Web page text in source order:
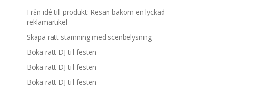
Från idé till produkt: Resan bakom en lyckad
reklamartikel
Skapa rätt stämning med scenbelysning
Boka rätt DJ till festen
Boka rätt DJ till festen
Boka rätt DJ till festen